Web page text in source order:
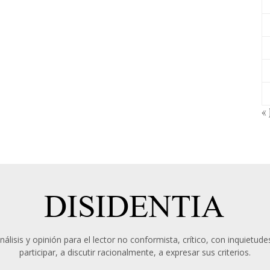
«
y opinión para el lector no conformista, crítico, con
participar, a discutir racionalmente, a expresar sus criterios.